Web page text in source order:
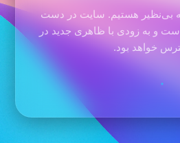
بی‌نظیر هستیم. سایت در دست
و به زودی با ظاهری جدید در
خواهد بود.